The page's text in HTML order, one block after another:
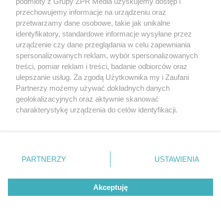
"MasterChefa"
Gdzie teraz zainwestuje firma
ZOBACZ WIĘCEJ
przechowujemy informacje na urządzeniu oraz
przetwarzamy dane osobowe, takie jak unikalne
identyfikatory, standardowe informacje wysyłane przez
urządzenie czy dane przeglądania w celu zapewniania
spersonalizowanych reklam, wybór spersonalizowanych
treści, pomiar reklam i treści, badanie odbiorców oraz
ulepszanie usług. Za zgodą Użytkownika my i Zaufani
Partnerzy możemy używać dokładnych danych
geolokalizacyjnych oraz aktywnie skanować
charakterystykę urządzenia do celów identyfikacji.
zmienić/wycofać klikając przycisk ustawień prywatności
znajdujący się w lewym dolnym rogu strony
rodzaje przetwarzania danych nie wymagają zgody
użytkownika, ale masz prawo sprzeciwić się takiemu
przetwarzaniu. Preferencje będą miały zastosowanie tylko
PARTNERZY USTAWIENIA
Akceptuję